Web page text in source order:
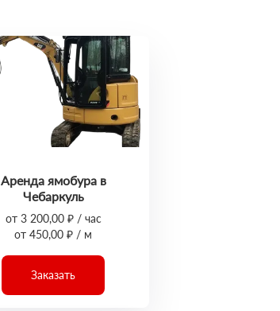
Аренда ямобура в
Чебаркуль
от 3 200,00 ₽ / час
от 450,00 ₽ / м
Заказать